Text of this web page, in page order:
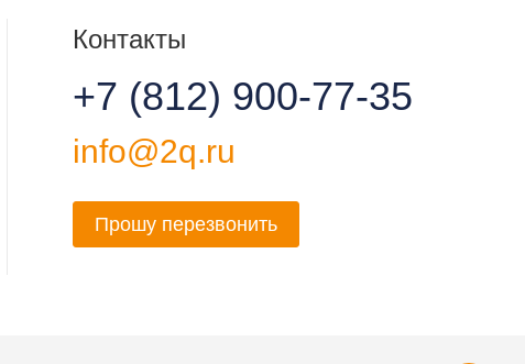
Контакты
+7 (812) 900-77-35
info@2q.ru
Прошу перезвонить